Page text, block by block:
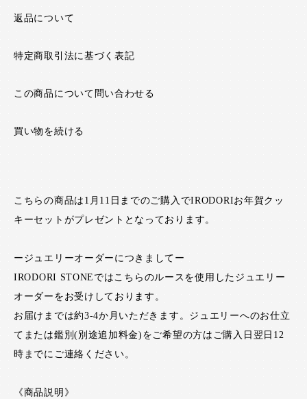
返品について
特定商取引法に基づく表記
この商品について問い合わせる
買い物を続ける
こちらの商品は1月11日までのご購入でIRODORIお年賀クッ
キーセットがプレゼントとなっております。
ージュエリーオーダーにつきましてー
IRODORI STONEではこちらのルースを使用したジュエリー
オーダーをお受けしております。
お届けまでは約3-4か月いただきます。ジュエリーへのお仕立
てまたは鑑別(別途追加料金)をご希望の方はご購入日翌日12
時までにご連絡ください。
《商品説明》